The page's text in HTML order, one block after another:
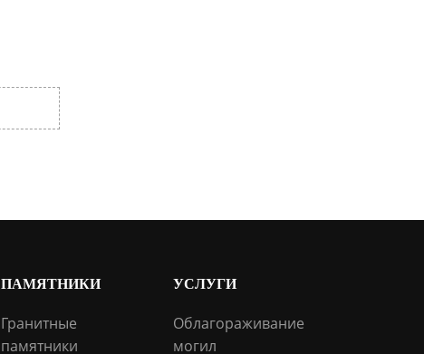
ПАМЯТНИКИ
Гранитные
памятники
УСЛУГИ
Облагораживание
могил